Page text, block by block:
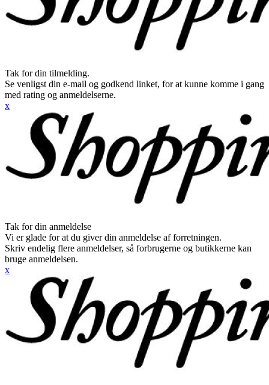
Tak for din tilmelding.
Se venligst din e-mail og godkend linket, for at kunne komme i gang
med rating og anmeldelserne.
x
Tak for din anmeldelse
Vi er glade for at du giver din anmeldelse af forretningen.
Skriv endelig flere anmeldelser, så forbrugerne og butikkerne kan
bruge anmeldelsen.
x